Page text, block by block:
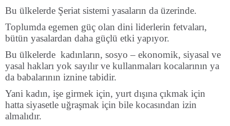
Bu ülkelerde Şeriat sistemi yasaların da üzerinde.
Toplumda egemen güç olan dini liderlerin fetvaları,
bütün yasalardan daha güçlü etki yapıyor.
Bu ülkelerde kadınların, sosyo – ekonomik, siyasal ve
yasal hakları yok sayılır ve kullanmaları kocalarının ya
da babalarının iznine tabidir.
Yani kadın, işe girmek için, yurt dışına çıkmak için
hatta siyasetle uğraşmak için bile kocasından izin
almalıdır.